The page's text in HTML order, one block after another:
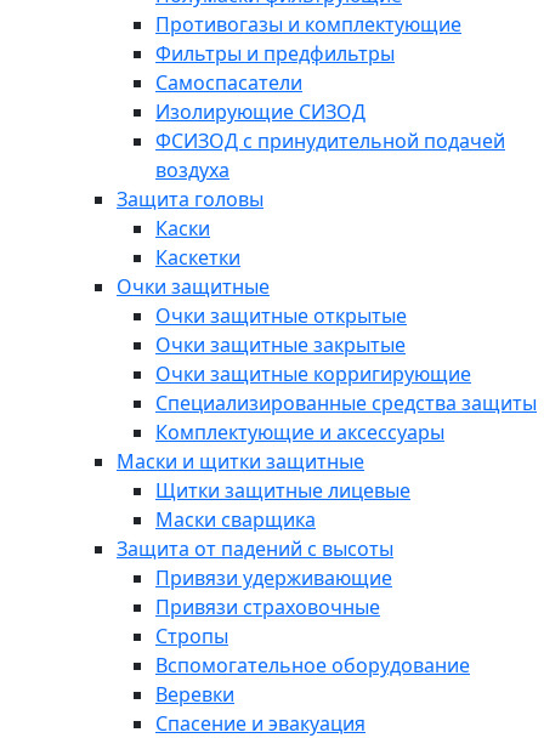
Противогазы и комплектующие
Фильтры и предфильтры
Самоспасатели
Изолирующие СИЗОД
ФСИЗОД с принудительной подачей
воздуха
Защита головы
Каски
Каскетки
Очки защитные
Очки защитные открытые
Очки защитные закрытые
Очки защитные корригирующие
Специализированные средства защиты
Комплектующие и аксессуары
Маски и щитки защитные
Щитки защитные лицевые
Маски сварщика
Защита от падений с высоты
Привязи удерживающие
Привязи страховочные
Стропы
Вспомогательное оборудование
Веревки
Спасение и эвакуация